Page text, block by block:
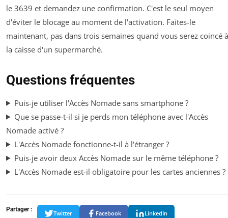
le 3639 et demandez une confirmation. C'est le seul moyen
d'éviter le blocage au moment de l'activation. Faites-le
maintenant, pas dans trois semaines quand vous serez coincé à
la caisse d'un supermarché.
Questions fréquentes
Puis-je utiliser l'Accès Nomade sans smartphone ?
Que se passe-t-il si je perds mon téléphone avec l'Accès
Nomade activé ?
L'Accès Nomade fonctionne-t-il à l'étranger ?
Puis-je avoir deux Accès Nomade sur le même téléphone ?
L'Accès Nomade est-il obligatoire pour les cartes anciennes ?
Partager :
Twitter Facebook LinkedIn